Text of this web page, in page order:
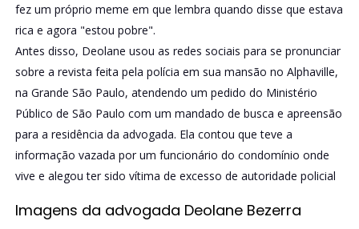
fez um próprio meme em que lembra quando disse que estava
rica e agora "estou pobre".
Antes disso, Deolane usou as redes sociais para se pronunciar
sobre a revista feita pela polícia em sua mansão no Alphaville,
na Grande São Paulo, atendendo um pedido do Ministério
Público de São Paulo com um mandado de busca e apreensão
para a residência da advogada. Ela contou que teve a
informação vazada por um funcionário do condomínio onde
vive e alegou ter sido vítima de excesso de autoridade policial
Imagens da advogada Deolane Bezerra